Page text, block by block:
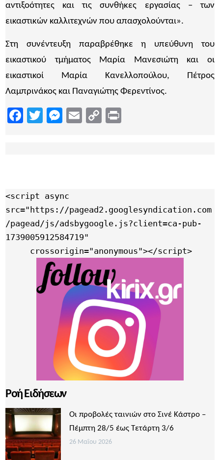
αντιξοότητες και τις συνθήκες εργασίας – των
εικαστικών καλλιτεχνών που απασχολούνται».
Στη συνέντευξη παραβρέθηκε η υπεύθυνη του
εικαστικού τμήματος Μαρία Μανεσιώτη και οι
εικαστικοί Μαρία Κανελλοπούλου, Πέτρος
Λαμπρινάκος και Παναγιώτης Φερεντίνος.
Facebook
TwitterMessenger
EmailCopy
<script async
src="https://pagead2.googlesyndication.com
/pagead/js/adsbygoogle.js?client=ca-pub-
1739005912584719"
     crossorigin="anonymous"></script>
Ροή Ειδήσεων
Οι προβολές ταινιών στο Σινέ Κάστρο –
Πέμπτη 28/5 έως Τετάρτη 3/6
26 Μαΐου 2026